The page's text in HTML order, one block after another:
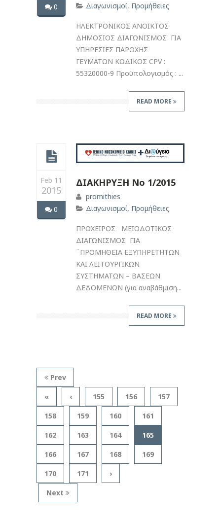
0
Διαγωνισμοί, Προμήθειες
ΗΛΕΚΤΡΟΝΙΚΟΣ ΑΝΟΙΚΤΟΣ
ΔΗΜΟΣΙΟΣ ΔΙΑΓΩΝΙΣΜΟΣ ΓΙΑ
ΥΠΗΡΕΣΙΕΣ ΠΑΡΟΧΗΣ
ΓΕΥΜΑΤΩΝ ΚΩΔΙΚΟΣ CPV :
55320000-9 Προϋπολογισμός : ...
READ MORE
Feb 11
2015
0
ΔΙΑΚΗΡΥΞΗ Νο 1/2015
promithies
Διαγωνισμοί, Προμήθειες
ΠΡΟΧΕΙΡΟΣ ΜΕΙΟΔΟΤΙΚΟΣ
ΔΙΑΓΩΝΙΣΜΟΣ ΓΙΑ
¨ΠΡΟΜΗΘΕΙΑ ΕΞΥΠΗΡΕΤΗΤΩΝ
ΚΑΙ ΛΕΙΤΟΥΡΓΙΚΩΝ
ΣΥΣΤΗΜΑΤΩΝ – ΒΑΣΕΩΝ
ΔΕΔΟΜΕΝΩΝ (για αναβάθμιση...
READ MORE
Prev
« ‹ 155 156 157
158 159 160 161
162 163 164 165
166 167 168 169
170 171 ›
Next